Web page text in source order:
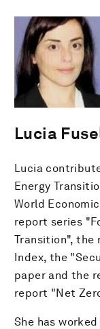
Lucia
Lucia
Energy
World
report series
Transition", the
Index, the
paper and the
report "Net
She has